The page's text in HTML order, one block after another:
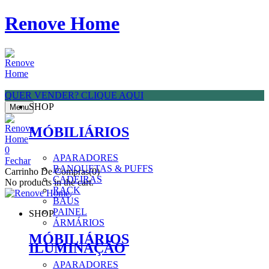
Renove Home
SHOP
MÓBILIÁRIOS
APARADORES
BANQUETAS & PUFFS
CADEIRAS
RACK
BAÚS
PAINEL
ÁRMÁRIOS
ILUMINAÇÃO
QUER VENDER? CLIQUE AQUI
Menu
0
Fechar
Carrinho De Compras(0)
No products in the cart.
SHOP
MÓBILIÁRIOS
APARADORES